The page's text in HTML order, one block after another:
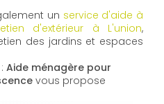
un service d'aide à
d'extérieur à L'union,
des jardins et espaces
Aide ménagère pour
vous propose